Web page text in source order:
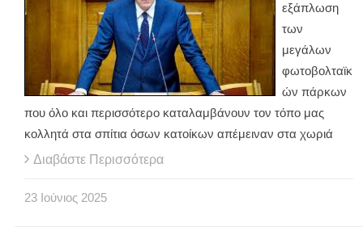
εξάπλωση
των
μεγάλων
φωτοβολταϊκ
ών πάρκων
που όλο και περισσότερο καταλαμβάνουν τον τόπο μας
κολλητά στα σπίτια όσων κατοίκων απέμειναν στα χωριά
Διαβάστε Περισσότερα
23 Ιούνιος 2025